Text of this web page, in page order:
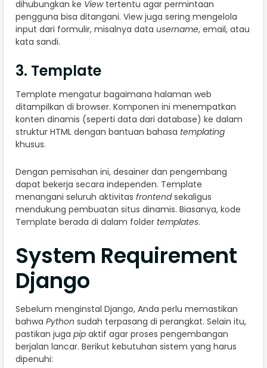
dihubungkan ke Viewtertentu agar permintaan
pengguna bisa ditangani. View juga sering mengelola
input dari formulir, misalnya data username, email, atau
kata sandi.
3. Template
Template mengatur bagaimana halaman web
ditampilkan di browser. Komponen ini menempatkan
konten dinamis (seperti data dari database) ke dalam
struktur HTML dengan bantuan bahasa templating
khusus.
Dengan pemisahan ini, desainer dan pengembang
dapat bekerja secara independen. Template
menangani seluruh aktivitas frontendsekaligus
mendukung pembuatan situs dinamis. Biasanya, kode
Template berada di dalam folder templates.
System Requirement
Django
Sebelum menginstal Django, Anda perlu memastikan
bahwa Python sudah terpasang di perangkat. Selain itu,
pastikan juga pip aktif agar proses pengembangan
berjalan lancar. Berikut kebutuhan sistem yang harus
dipenuhi: